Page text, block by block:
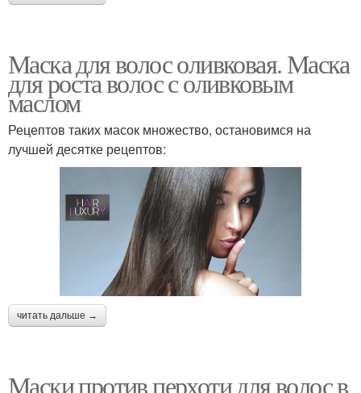
Маска для волос оливковая. Маска
для роста волос с оливковым
маслом
Рецептов таких масок множество, остановимся на
лучшей десятке рецептов:
читать дальше →
Маски против перхоти для волос в